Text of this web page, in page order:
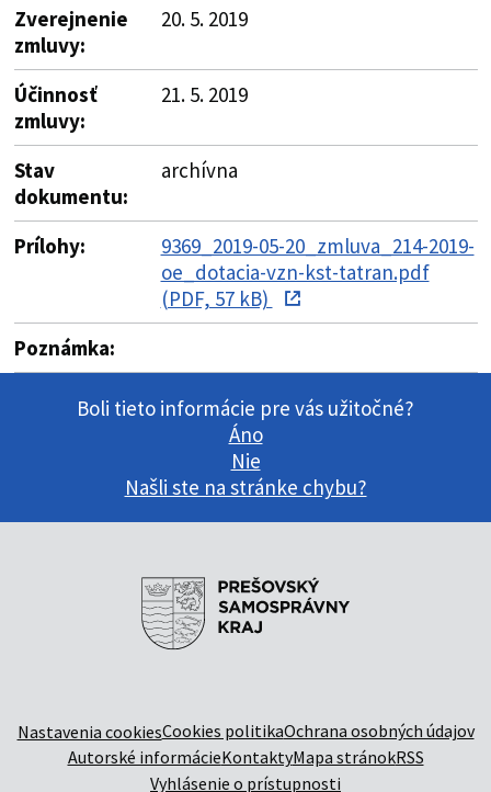
Zverejnenie
zmluvy:
20. 5. 2019
Účinnosť
zmluvy:
21. 5. 2019
Stav
dokumentu:
archívna
Prílohy:
9369_2019-05-20_zmluva_214-2019-
oe_dotacia-vzn-kst-tatran.pdf
(PDF, 57 kB)
Poznámka:
Boli tieto informácie pre vás užitočné?
Áno
Nie
Našli ste na stránke chybu?
Nastavenia cookiesCookies politikaOchrana osobných údajov
Autorské informácieKontaktyMapa stránokRSS
Vyhlásenie o prístupnosti